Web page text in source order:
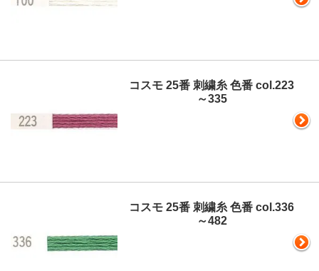
コスモ 25番 刺繍糸 色番 col.223
～335
コスモ 25番 刺繍糸 色番 col.336
～482